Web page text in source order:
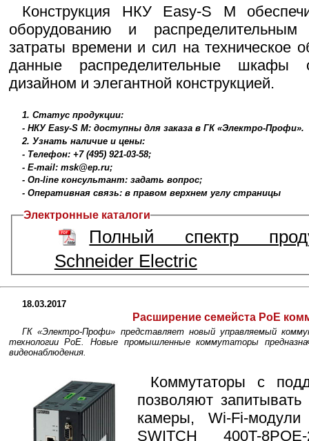
Конструкция НКУ Easy-S M
оборудованию и распределительным
затраты времени и сил на техническое
данные распределительные шкафы
дизайном и элегантной конструкцией.
1. Статус продукции:
- НКУ Easy-S M: доступны для заказа в ГК «Электро-Профи».
2. Узнать наличие и цены:
- Телефон: +7 (495) 921-03-58;
- E-mail: msk@ep.ru;
- On-line консультант: задать вопрос;
- Оперативная связь: в правом верхнем углу страницы
Электронные каталоги
Полный спектр
Schneider Electric
18.03.2017
Расширение семейста PoE
ГК «Электро-Профи» представляет новый управляемый
технологии PoE. Новые промышленные коммутаторы
видеонаблюдения.
Коммутаторы с
позволяют
камеры, Wi-Fi-
SWITCH 400T-